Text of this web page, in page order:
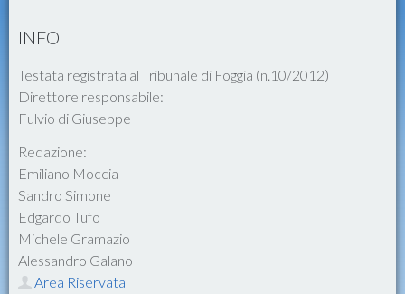
INFO
Testata registrata al Tribunale di Foggia (n.10/2012)
Direttore responsabile:
Fulvio di Giuseppe
Redazione:
Emiliano Moccia
Sandro Simone
Edgardo Tufo
Michele Gramazio
Alessandro Galano
Area Riservata